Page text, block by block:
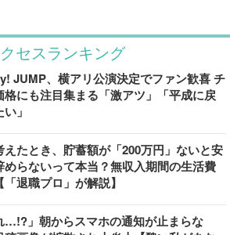
セスランキング
JUMP、横アリ公演決定でファン歓喜 チ
格にも注目集まる「激アツ」「平成に戻
」
えたとき、貯蓄額が「200万円」ないと安
めらないって本当？無収入期間の生活費
退職プロ」が解説】
…!?」朝からスマホの通知が止まらな